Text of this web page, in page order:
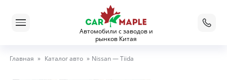
Автомобили с заводов и
рынков Китая
Главная » Каталог авто » Nissan — Tiida